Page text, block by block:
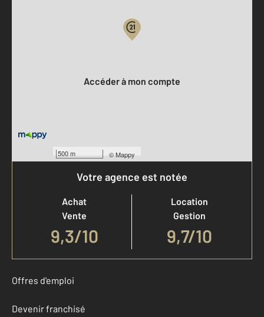
500 m ©Mappy
Accéder à mon compte
Votre agence est notée
Achat
Vente
9,3/10
Location
Gestion
9,7/10
Offres d'emploi
Devenir franchisé